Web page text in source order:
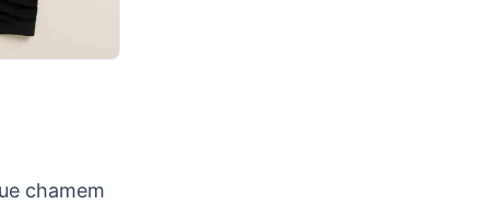
chamem